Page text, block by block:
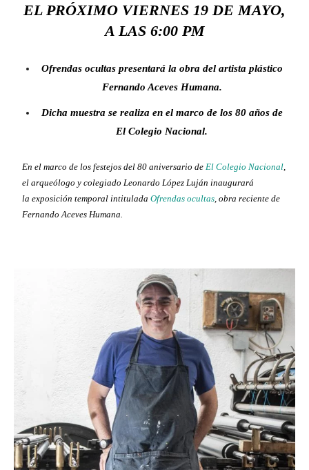
EL PRÓXIMO VIERNES 19 DE MAYO,
A LAS 6:00 PM
Ofrendas ocultaspresentará la obra del artista plástico
Fernando Aceves Humana.
Dicha muestra se realiza en el marco de los 80 años de
El Colegio Nacional.
En el marco de los festejos del 80 aniversario de El Colegio Nacional
el arqueólogo y colegiado Leonardo López Luján inaugurará
la exposición temporal intituladaOfrendas ocultas , obra reciente de
Fernando Aceves Humana